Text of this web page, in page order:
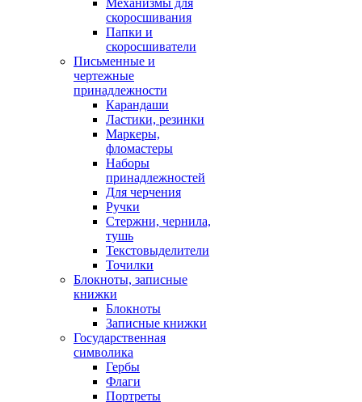
Механизмы для
скоросшивания
Папки и
скоросшиватели
Письменные и
чертежные
принадлежности
Карандаши
Ластики, резинки
Маркеры,
фломастеры
Наборы
принадлежностей
Для черчения
Ручки
Стержни, чернила,
тушь
Текстовыделители
Точилки
Блокноты, записные
книжки
Блокноты
Записные книжки
Государственная
символика
Гербы
Флаги
Портреты